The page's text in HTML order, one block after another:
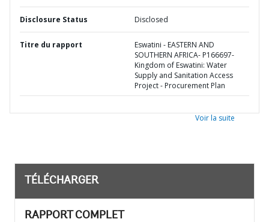
Disclosure Status Disclosed
Titre du rapport
Eswatini - EASTERN AND
SOUTHERN AFRICA- P166697-
Kingdom of Eswatini: Water
Supply and Sanitation Access
Project - Procurement Plan
Voir la suite
TÉLÉCHARGER
RAPPORT COMPLET